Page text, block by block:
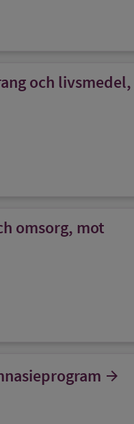
och livsmedel,
omsorg, mot
arrow_forward